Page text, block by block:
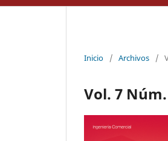
Inicio / Archivos /
Vol. 7